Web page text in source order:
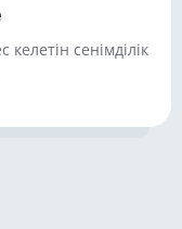
сенімділік